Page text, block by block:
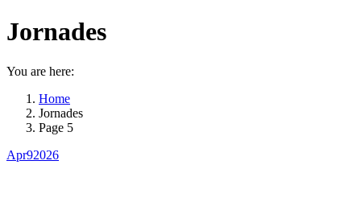
Jornades
You are here:
Home
Jornades
Page 5
Apr92026